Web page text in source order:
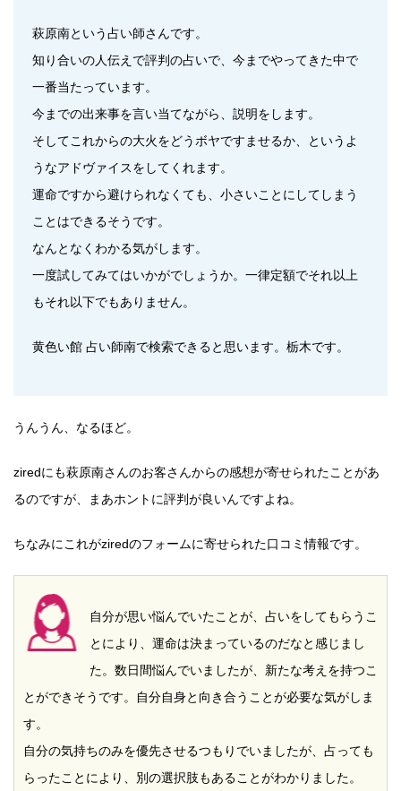
萩原南という占い師さんです。
知り合いの人伝えで評判の占いで、今までやってきた中で
一番当たっています。
今までの出来事を言い当てながら、説明をします。
そしてこれからの大火をどうボヤですませるか、というよ
うなアドヴァイスをしてくれます。
運命ですから避けられなくても、小さいことにしてしまう
ことはできるそうです。
なんとなくわかる気がします。
一度試してみてはいかがでしょうか。一律定額でそれ以上
もそれ以下でもありません。
黄色い館 占い師南で検索できると思います。栃木です。
うんうん、なるほど。
ziredにも萩原南さんのお客さんからの感想が寄せられたことがあ
るのですが、まあホントに評判が良いんですよね。
ちなみにこれがziredのフォームに寄せられた口コミ情報です。
自分が思い悩んでいたことが、占いをしてもらうこ
とにより、運命は決まっているのだなと感じまし
た。数日間悩んでいましたが、新たな考えを持つこ
とができそうです。自分自身と向き合うことが必要な気がしま
す。
自分の気持ちのみを優先させるつもりでいましたが、占っても
らったことにより、別の選択肢もあることがわかりました。